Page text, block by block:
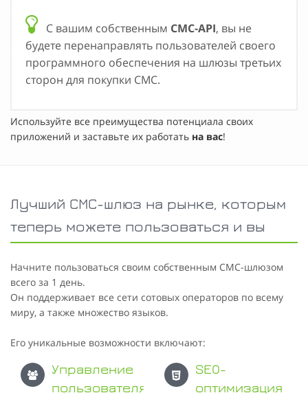
С вашим собственным СМС-API, вы не
будете перенаправлять пользователей своего
программного обеспечения на шлюзы третьих
сторон для покупки СМС.
Используйте все преимущества потенциала своих
приложений и заставьте их работать на вас!
Лучший СМС-шлюз на рынке, которым
теперь можете пользоваться и вы
Начните пользоваться своим собственным СМС-шлюзом
всего за 1 день.
Он поддерживает все сети сотовых операторов по всему
миру, а также множество языков.
Его уникальные возможности включают:
Управление
пользователями
SEO-
оптимизация